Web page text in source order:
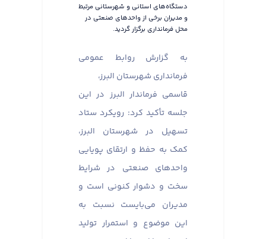
دستگاه‌های استانی و شهرستانی مرتبط
و مدیران برخی از واحدهای صنعتی در
محل فرمانداری برگزار گردید.
به گزارش روابط عمومی
فرمانداری شهرستان البرز،
قاسمی فرماندار البرز در این
جلسه تأکید کرد: رویکرد ستاد
تسهیل در شهرستان البرز،
کمک به حفظ و ارتقای پویایی
واحدهای صنعتی در شرایط
سخت و دشوار کنونی است و
مدیران می‌بایست نسبت به
این موضوع و استمرار تولید